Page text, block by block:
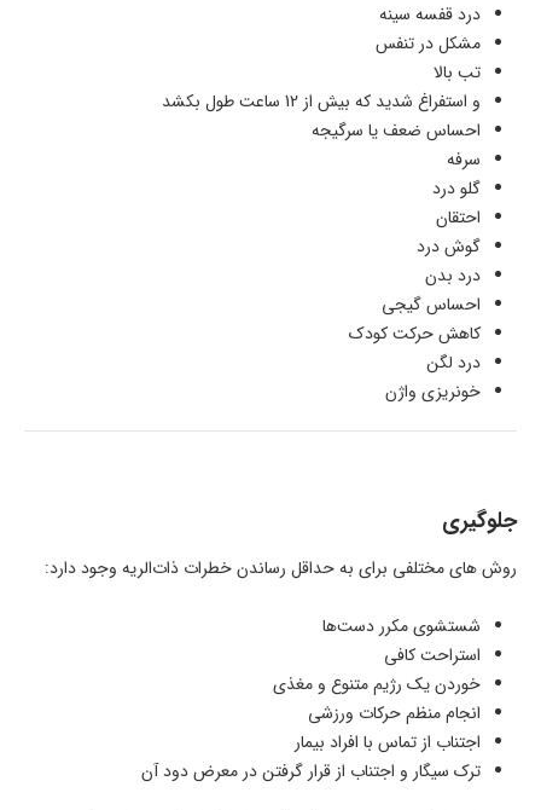
درد قفسه سینه
مشکل در تنفس
تب بالا
و استفراغ شدید که بیش از 12 ساعت طول بکشد
احساس ضعف یا سرگیجه
سرفه
گلو درد
احتقان
گوش درد
درد بدن
احساس گیجی
کاهش حرکت کودک
درد لگن
خونریزی واژن
جلوگیری
روش های مختلفی برای به حداقل رساندن خطرات ذات‌الریه وجود دارد:
شستشوی مکرر دست‌ها
استراحت کافی
خوردن یک رژیم متنوع و مغذی
انجام منظم حرکات ورزشی
اجتناب از تماس با افراد بیمار
ترک سیگار و اجتناب از قرار گرفتن در معرض دود آن